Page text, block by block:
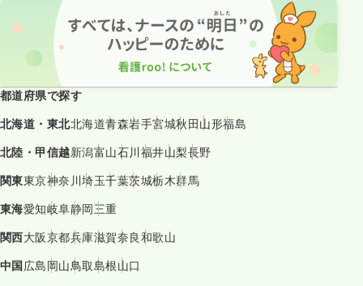
都道府県で探す
北海道・東北北海道青森岩手宮城秋田山形福島
北陸・甲信越新潟富山石川福井山梨長野
関東東京神奈川埼玉千葉茨城栃木群馬
東海愛知岐阜静岡三重
関西大阪京都兵庫滋賀奈良和歌山
中国広島岡山鳥取島根山口